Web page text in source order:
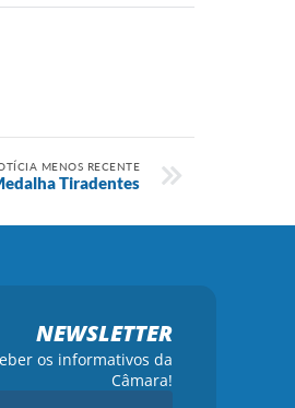
MENOS RECENTE
Tiradentes
NEWSLETTER
os informativos da
Câmara!